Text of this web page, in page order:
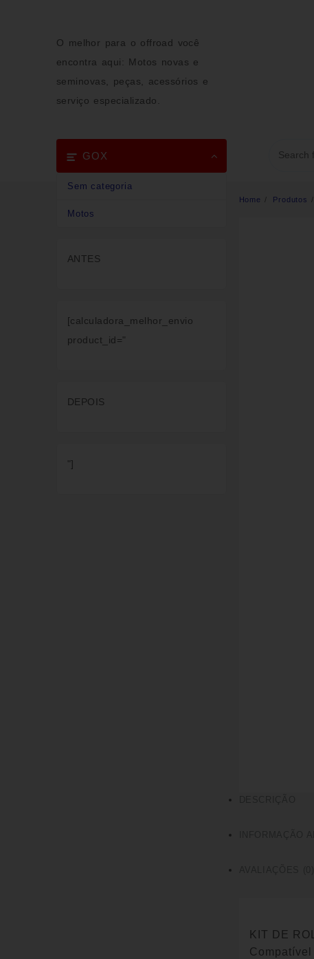
O melhor para o offroad você
encontra aqui: Motos novas e
seminovas, peças, acessórios e
serviço especializado.
GOX
Sem categoria
Motos
Home Produtos
KIT DE
ANTES
[calculadora_melhor_envio
product_id="
DEPOIS
"]